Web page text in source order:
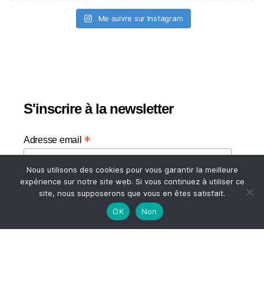
Me suivre sur Instagram
S'inscrire à la newsletter
Adresse email *
Votre adresse email
Nous utilisons des cookies pour vous garantir la meilleure
expérience sur notre site web. Si vous continuez à utiliser ce
site, nous supposerons que vous en êtes satisfait.
OK
Non